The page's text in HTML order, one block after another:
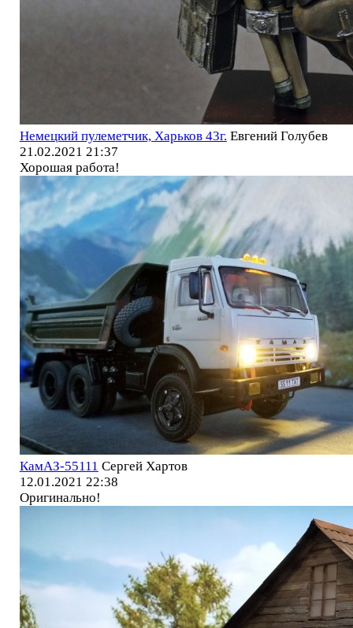
Немецкий пулеметчик, Харьков 43г. Евгений Голубев
21.02.2021 21:37
Хорошая работа!
КамАЗ-55111 Сергей Хартов
12.01.2021 22:38
Оригинально!